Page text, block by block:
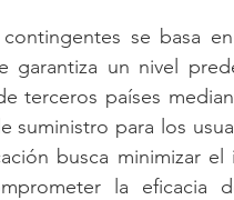
se basa
garantiza un nivel
terceros países
suministro para los
busca minimizar
la